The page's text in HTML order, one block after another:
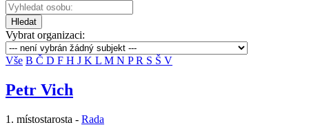
Hledat
Vybrat organizaci:
Vše B Č D F H J K L M N PR S Š V
Petr Vich
1. místostarosta - Rada